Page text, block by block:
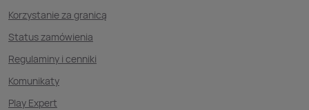
Korzystanie za granicą
Status zamówienia
Regulaminy i cenniki
Komunikaty
Play Expert